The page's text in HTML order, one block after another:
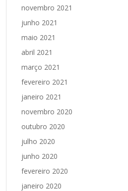
novembro 2021
junho 2021
maio 2021
abril 2021
março 2021
fevereiro 2021
janeiro 2021
novembro 2020
outubro 2020
julho 2020
junho 2020
fevereiro 2020
janeiro 2020